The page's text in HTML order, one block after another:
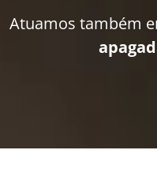
Atuamos também